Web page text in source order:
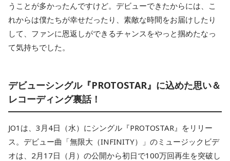
うことが多かったんですけど。デビューできたからには、こ
れからは僕たちが幸せだったり、素敵な時間をお届けしたり
して、ファンに恩返しができるチャンスをやっと掴めたなっ
て気持ちでした。
デビューシングル『PROTOSTAR』に込めた思い＆
レコーディング裏話！
JO1は、3月4日（水）にシングル『PROTOSTAR』をリリー
ス。デビュー曲「無限大（INFINITY）」のミュージックビデ
オは、2月17日（月）の公開から初日で100万回再生を突破し